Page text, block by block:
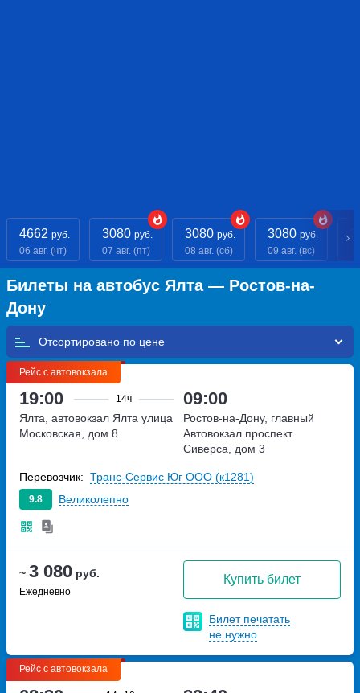
4662 руб.
06 авг. (чт)
3080 руб.
07 авг. (пт)
3080 руб.
08 авг. (сб)
3080 руб.
09 авг. (вс)
Билеты на автобус Ялта — Ростов-на-
Дону
Отсортировано по
Рейс с автовокзала
19:00 14ч 09:00
~ 3 080 руб.
Ежедневно
Купить билет
Билет печатать
не нужно
Ялта, автовокзал Ялта улица
Московская, дом 8
Ростов-на-Дону, главный
Автовокзал проспект
Сиверса, дом 3
9.8 Великолепно
Перевозчик: Транс-Сервис Юг ООО (к1281)
Рейс с автовокзала